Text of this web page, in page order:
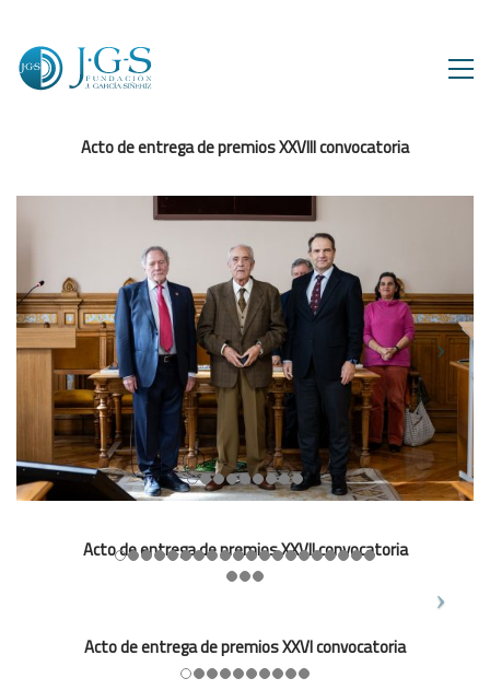
Acto de entrega de premios XXVIII convocatoria
Acto de entrega de premios XXVII convocatoria
Acto de entrega de premios XXVI convocatoria